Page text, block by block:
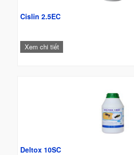
Cislin 2.5EC
Xem chi tiết
Deltox 10SC